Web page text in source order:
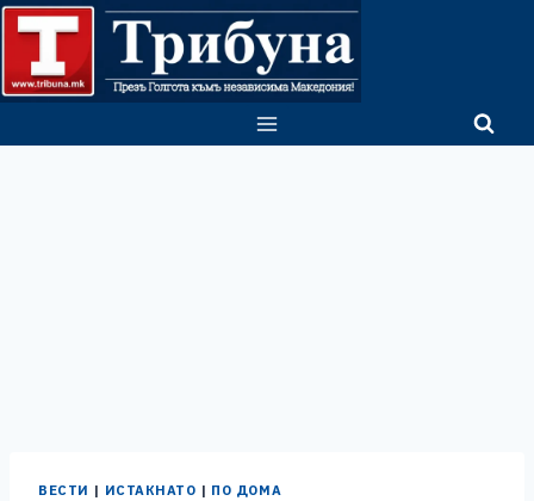
Skip
content
ВЕСТИ | ИСТАКНАТО | ПО ДОМА